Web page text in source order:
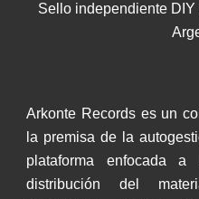
Sello independiente
Arkonte Records es un
la premisa de la
plataforma enfocada
distribución del